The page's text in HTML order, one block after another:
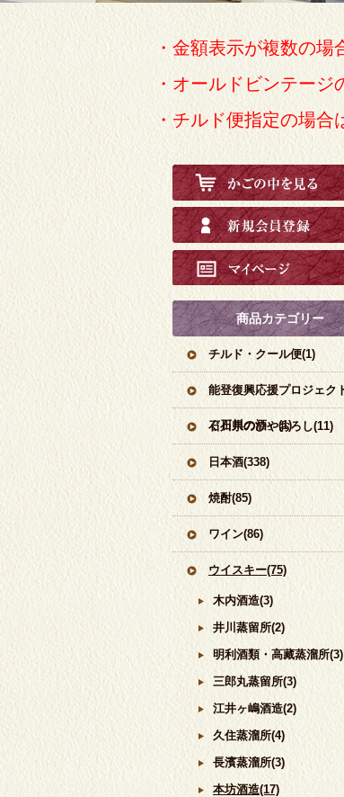
・金額表示が複数の場
・オールドビンテー
・チルド便指定の場
商品カテゴリー
チルド・クール便(1)
能登復興応援プロジェク
ぐ石川の酒」(1)
石川県のひやおろし(11)
日本酒(338)
焼酎(85)
ワイン(86)
ウイスキー(75)
木内酒造(3)
井川蒸留所(2)
明利酒類・高藏蒸溜所(3)
三郎丸蒸留所(3)
江井ヶ嶋酒造(2)
久住蒸溜所(4)
長濱蒸溜所(3)
本坊酒造(17)